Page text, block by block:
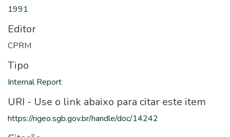
1991
Editor
CPRM
Tipo
Internal Report
URI - Use o link abaixo para citar este item
https://rigeo.sgb.gov.br/handle/doc/14242